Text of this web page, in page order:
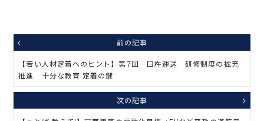
前の記事
【若い人材定着へのヒント】第7回 臼杵運送 研修制度の拡充
推進 十分な教育 定着の鍵
次の記事